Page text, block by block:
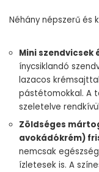
Néhány népszerű
Mini szendvicsek
ínycsiklandó
lazacos
pástétomokkal. A
szeletelve
Zöldséges
avokádókrém)
nemcsak
ízletesek is. A